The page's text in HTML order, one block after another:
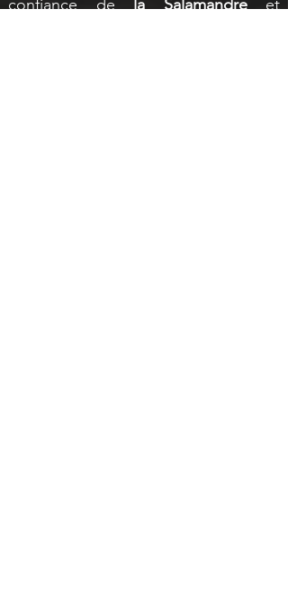
confiance de la Salamandre et